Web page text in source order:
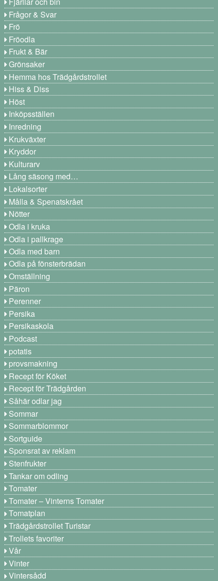
Frågor & Svar
Frö
Fröodla
Frukt & Bär
Grönsaker
Hemma hos Trädgårdstrollet
Hiss & Diss
Höst
Inköpsställen
Inredning
Krukväxter
Kryddor
Kulturarv
Lång säsong med…
Lokalsorter
Målla & Spenatskrået
Nötter
Odla i kruka
Odla i pallkrage
Odla med barn
Odla på fönsterbrädan
Omställning
Päron
Perenner
Persika
Persikaskola
Podcast
potatis
provsmakning
Recept för Köket
Recept för Trädgården
Såhär odlar jag
Sommar
Sommarblommor
Sortguide
Sponsrat av reklam
Stenfrukter
Tankar om odling
Tomater
Tomater – Vinterns Tomater
Tomatplan
Trädgårdstrollet Turistar
Trollets favoriter
Vår
Vinter
Vintersådd